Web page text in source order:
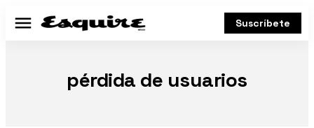
Menú Suscríbete
pérdida de usuarios